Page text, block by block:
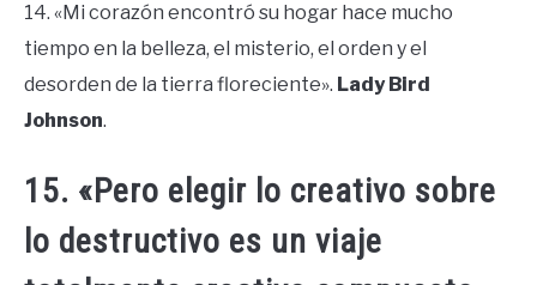
14. «Mi corazón encontró su hogar hace mucho
tiempo en la belleza, el misterio, el orden y el
desorden de la tierra floreciente». Lady Bird
Johnson.
15. «Pero elegir lo creativo sobre
lo destructivo es un viaje